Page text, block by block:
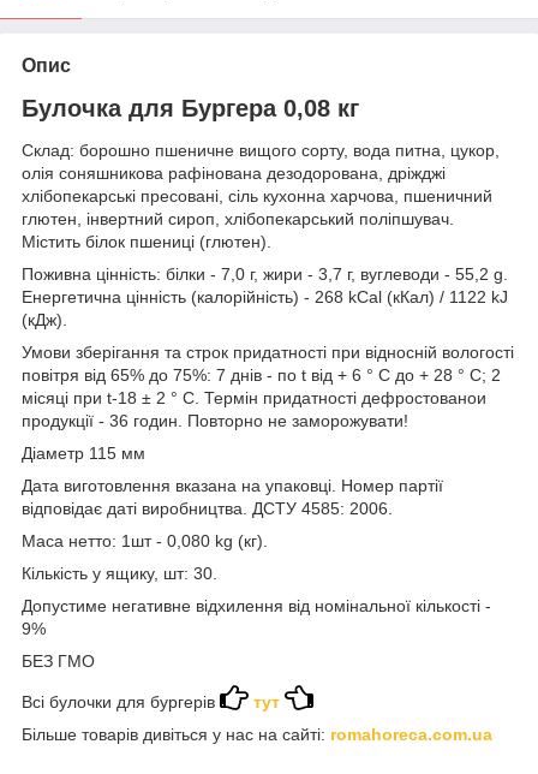
Опис
Булочка для Бургера 0,08 кг
Склад: борошно пшеничне вищого сорту, вода питна, цукор,
олія соняшникова рафінована дезодорована, дріжджі
хлібопекарські пресовані, сіль кухонна харчова, пшеничний
глютен, інвертний сироп, хлібопекарський поліпшувач.
Містить білок пшениці (глютен).
Поживна цінність: білки - 7,0 г, жири - 3,7 г, вуглеводи - 55,2 g.
Енергетична цінність (калорійність) - 268 kCal (кКал) / 1122 kJ
(кДж).
Умови зберігання та строк придатності при відносній вологості
повітря від 65% до 75%: 7 днів - по t від + 6 ° С до + 28 ° С; 2
місяці при t-18 ± 2 ° С. Термін придатності дефростованои
продукції - 36 годин. Повторно не заморожувати!
Діаметр 115 мм
Дата виготовлення вказана на упаковці. Номер партії
відповідає даті виробництва. ДСТУ 4585: 2006.
Маса нетто: 1шт - 0,080 kg (кг).
Кількість у ящику, шт: 30.
Допустиме негативне відхилення від номінальної кількості -
9%
БЕЗ ГМО
Всі булочки для бургерів
тут
Більше товарів дивіться у нас на сайті: romahoreca.com.ua